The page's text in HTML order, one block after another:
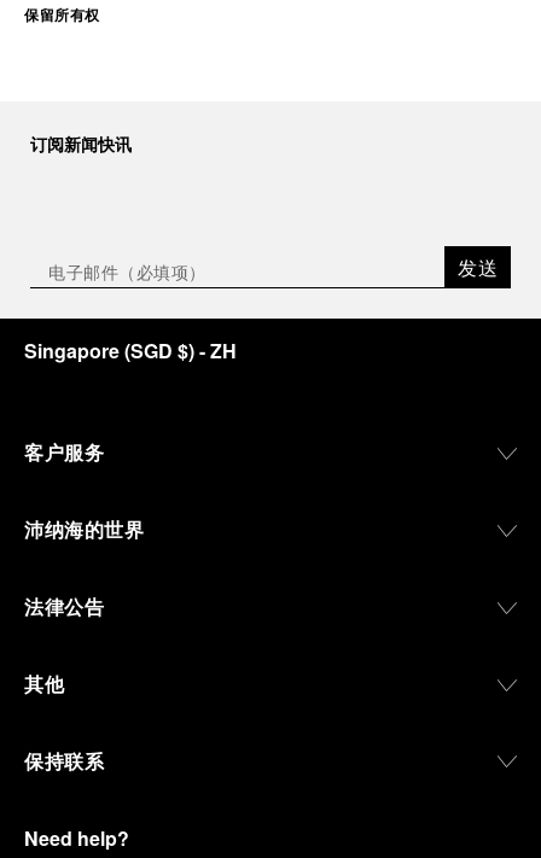
保留所有权
订阅新闻快讯
发送
Singapore(SGD $)- ZH
客户服务
沛纳海的世界
法律公告
其他
保持联系
Need help?